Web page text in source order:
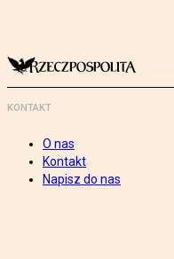
KONTAKT
O nas
Kontakt
Napisz do nas